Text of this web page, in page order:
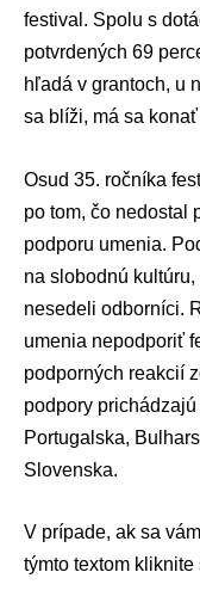
festival. Spolu s
potvrdených 69
hľadá v grantoch, u
sa blíži, má sa
Osud 35. ročníka
po tom, čo nedostal
podporu umenia.
na slobodnú
nesedeli odborníci.
umenia nepodporiť
podporných reakcií
podpory
Portugalska,
Slovenska.
V prípade, ak sa
týmto textom kliknite